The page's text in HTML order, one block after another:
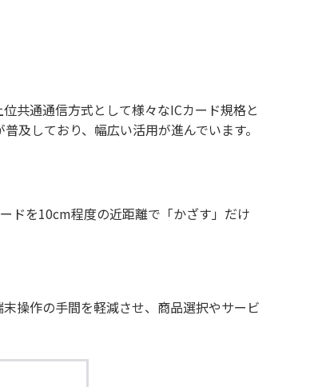
共通通信方式として様々なICカード規格と
及しており、幅広い活用が進んでいます。
ドを10cm程度の近距離で「かざす」だけ
操作の手間を軽減させ、商品選択やサービ